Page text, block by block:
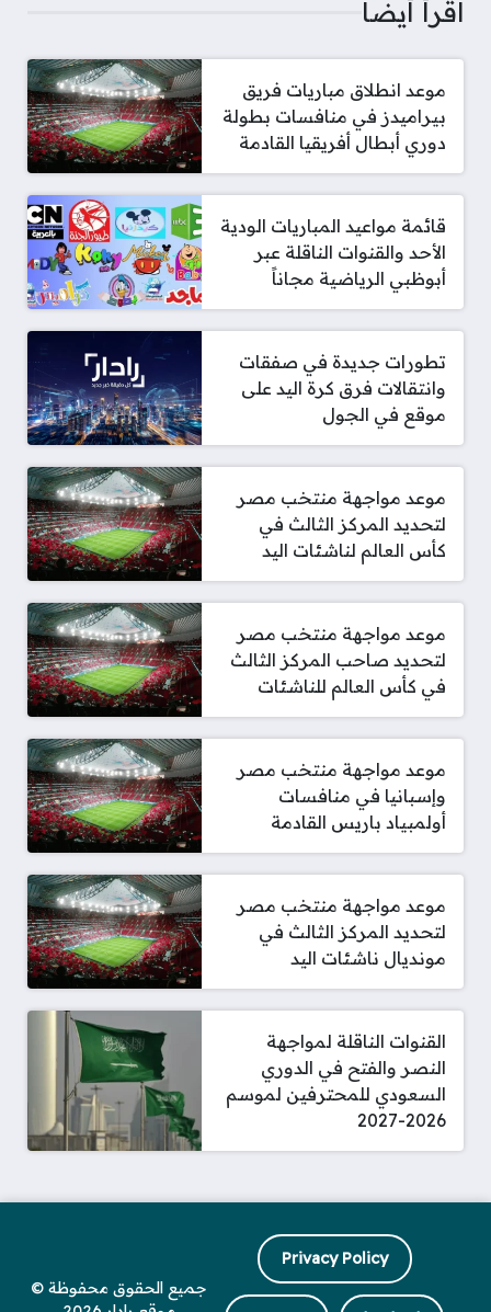
اقرأ أيضا
موعد انطلاق مباريات فريق
بيراميدز في منافسات بطولة
دوري أبطال أفريقيا القادمة
قائمة مواعيد المباريات الودية
الأحد والقنوات الناقلة عبر
أبوظبي الرياضية مجاناً
تطورات جديدة في صفقات
وانتقالات فرق كرة اليد على
موقع في الجول
موعد مواجهة منتخب مصر
لتحديد المركز الثالث في
كأس العالم لناشئات اليد
موعد مواجهة منتخب مصر
لتحديد صاحب المركز الثالث
في كأس العالم للناشئات
موعد مواجهة منتخب مصر
وإسبانيا في منافسات
أولمبياد باريس القادمة
موعد مواجهة منتخب مصر
لتحديد المركز الثالث في
مونديال ناشئات اليد
القنوات الناقلة لمواجهة
النصر والفتح في الدوري
السعودي للمحترفين لموسم
2026-2027
Privacy Policy
جميع الحقوق محفوظة ©